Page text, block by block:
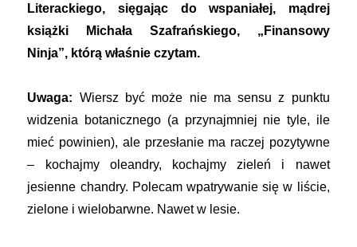
Literackiego, sięgając do wspaniałej, mądrej
książki Michała Szafrańskiego, „Finansowy
Ninja”, którą właśnie czytam.
Uwaga: Wiersz być może nie ma sensu z punktu
widzenia botanicznego (a przynajmniej nie tyle, ile
mieć powinien), ale przesłanie ma raczej pozytywne
– kochajmy oleandry, kochajmy zieleń i nawet
jesienne chandry. Polecam wpatrywanie się w liście,
zielone i wielobarwne. Nawet w lesie.